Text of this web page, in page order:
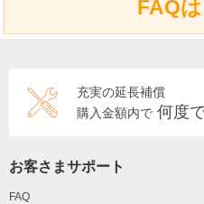
FAQ
充実の延長補償
購入金額内で 何度
お客さまサポート
FAQ